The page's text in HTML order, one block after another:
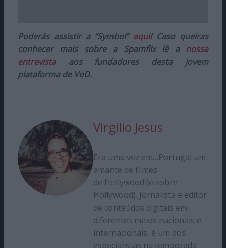
Poderás assistir a “Symbol” aqui! Caso queiras
conhecer mais sobre a Spamflix lê a nossa
entrevistaaos fundadores desta jovem
plataforma de VoD.
Virgílio Jesus
Era uma vez em…Portugal um
amante de filmes
de Hollywood (e sobre
Hollywood). Jornalista e editor
de conteúdos digitais em
diferentes meios nacionais e
internacionais, é um dos
especialistas na temporada